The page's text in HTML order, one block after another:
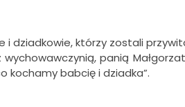
i dziadkowie, którzy zostali
panią
kochamy babcię i dziadka”.